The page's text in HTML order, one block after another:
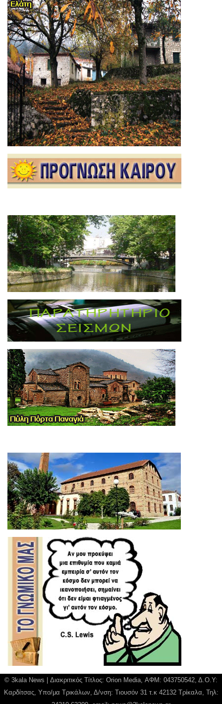
© 3kala News | Διακριτικός Τίτλος: Orion Media, ΑΦΜ: 043750542, Δ.Ο.Υ:
Καρδίτσας, Υπο/μα Τρικάλων, Δ/νση: Τιουσόν 31 τ.κ 42132 Τρίκαλα, Τηλ: